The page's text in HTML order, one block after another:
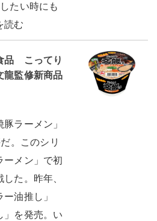
たい時にも
読む
品 こってり
龍監修新商品
ラーメン」
。このシリ
ーメン」で初
た。昨年、
油推し」
を発売。い